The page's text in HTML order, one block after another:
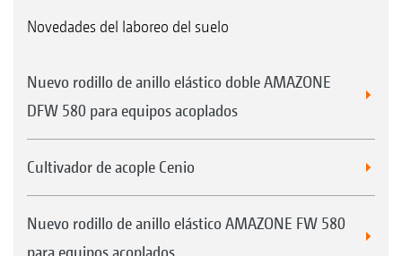
Novedades del laboreo del suelo
Nuevo rodillo de anillo elástico doble AMAZONE
DFW 580 para equipos acoplados
Cultivador de acople Cenio
Nuevo rodillo de anillo elástico AMAZONE FW 580
para equipos acoplados